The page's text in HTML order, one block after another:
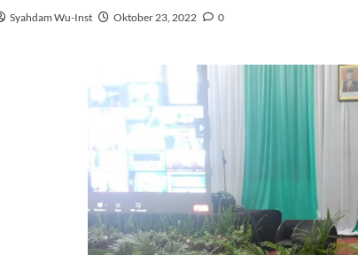
Syahdam Wu-Inst Oktober 23, 2022 0